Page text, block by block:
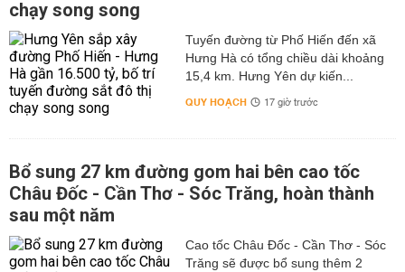
chạy song song
Tuyến đường từ Phố Hiến đến xã
Hưng Hà có tổng chiều dài khoảng
15,4 km. Hưng Yên dự kiến...
QUY HOẠCH 17 giờ trước
Bổ sung 27 km đường gom hai bên cao tốc
Châu Đốc - Cần Thơ - Sóc Trăng, hoàn thành
sau một năm
Cao tốc Châu Đốc - Cần Thơ - Sóc
Trăng sẽ được bổ sung thêm 2